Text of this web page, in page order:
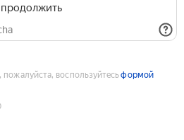
воспользуйтесьформой